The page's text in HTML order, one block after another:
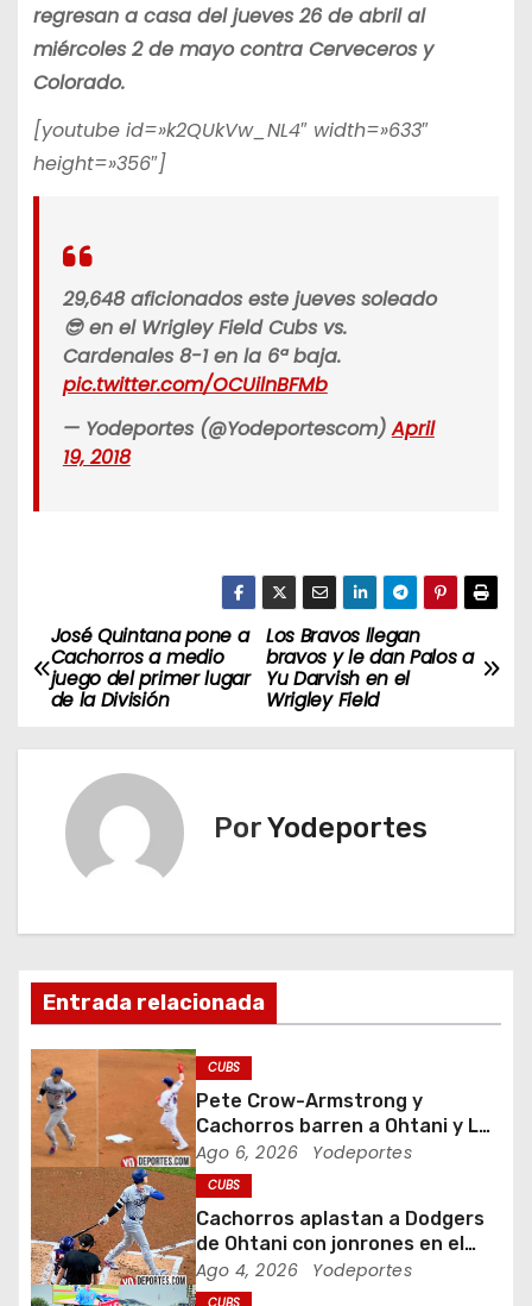
regresan a casa del jueves 26 de abril al
miércoles 2 de mayo contra Cerveceros y
Colorado.
[youtube id=»k2QUkVw_NL4″ width=»633″
height=»356″]
29,648 aficionados este jueves soleado
😎 en el Wrigley Field Cubs vs.
Cardenales 8-1 en la 6ª baja.
pic.twitter.com/OCUilnBFMb
— Yodeportes (@Yodeportescom)April
19, 2018
N
a
v
c
ó
n
d
e
e
Los Bravos llegan
bravos y le dan Palos a
Yu Darvish en el
Wrigley Field
José Quintana pone a
Cachorros a medio
juego del primer lugar
de la División
PorYodeportes
Entrada relacionada
CUBS
Pete Crow-Armstrong y
Cachorros barren a Ohtani y Los
Dodgers
Ago 6, 2026 Yodeportes
CUBS
Cachorros aplastan a Dodgers
de Ohtani con jonrones en el
Wrigley Field
Ago 4, 2026 Yodeportes